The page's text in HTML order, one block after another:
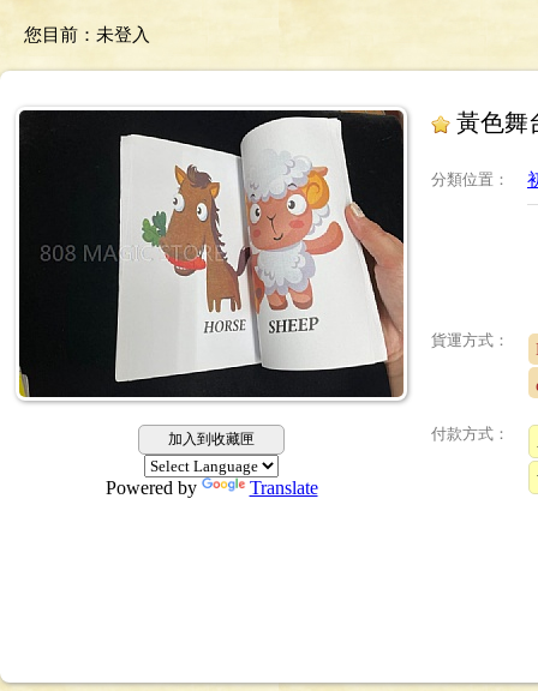
您目前： 未登入
加入到收藏匣
Powered by Translate
黃色舞
分類位置 ：
貨運方式：
付款方式：